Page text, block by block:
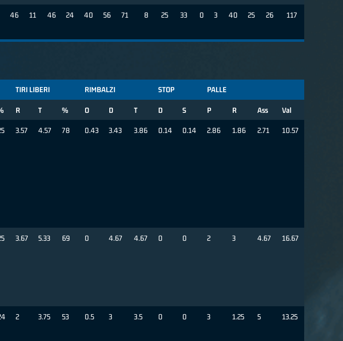
46 11 46 24 40 56 71 8 25 33 0 3 40 25 26 117
TIRI LIBERI RIMBALZI STOP PALLE
R T % O D T D S P R Ass Val
3.57 4.57 78 0.43 3.43 3.86 0.14 0.14 2.86 1.86 2.71 10.57
3.67 5.33 69 0 4.67 4.67 0 0 2 3 4.67 16.67
2 3.75 53 0.5 3 3.5 0 0 3 1.25 5 13.25